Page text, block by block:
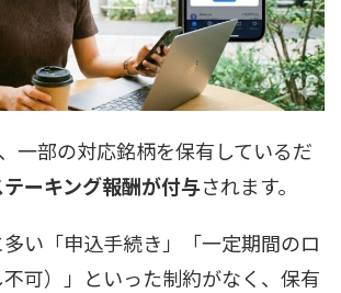
一部の対応銘柄を保有しているだ
ーキング報酬が付与されます。
い「申込手続き」「一定期間のロ
可）」といった制約がなく、保有